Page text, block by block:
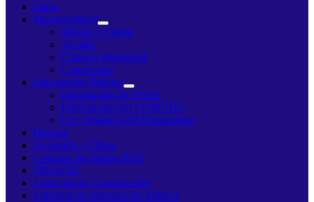
Inicio
Municipalidad
Misión y Visión
Alcalde
Concejo Municipal
Comisiones
Información Pública
Información de Oficio
Información del COMUDE
Ley Orgánica del Presupuesto
Historia
Geografía y Clima
Consulta de Multas PMT
SINACIG
Licencias de Construcción
Solicitud de Información Pública